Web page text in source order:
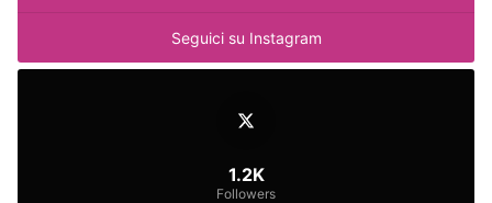
Seguici su Instagram
1.2K
Followers